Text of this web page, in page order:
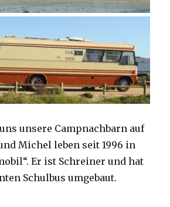
unsere Campnachbarn auf
Michel leben seit 1996 in
Er ist Schreiner und hat
Schulbus umgebaut.